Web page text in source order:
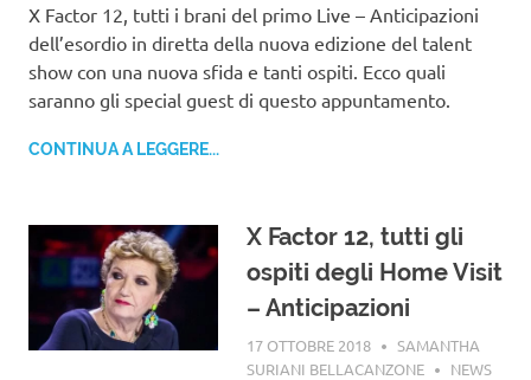
X Factor 12, tutti i brani del primo Live – Anticipazioni
dell’esordio in diretta della nuova edizione del talent
show con una nuova sfida e tanti ospiti. Ecco quali
saranno gli special guest di questo appuntamento.
CONTINUA A LEGGERE...
X Factor 12, tutti gli
ospiti degli Home Visit
– Anticipazioni
17 OTTOBRE 2018
SAMANTHA
SURIANI BELLACANZONE
NEWS